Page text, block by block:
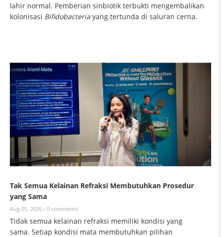
lahir normal. Pemberian sinbiotik terbukti mengembalikan
kolonisasi Bifidobacteria yang tertunda di saluran cerna.
Tak Semua Kelainan Refraksi Membutuhkan Prosedur
yang Sama
Aug 05, 2026 / 0 comments
Tidak semua kelainan refraksi memiliki kondisi yang
sama. Setiap kondisi mata membutuhkan pilihan